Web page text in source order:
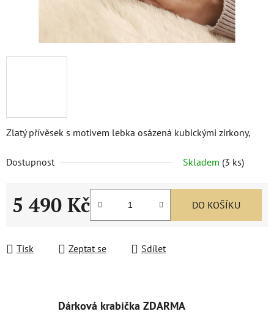
Zlatý přívěsek s motivem lebka osázená kubickými zirkony,
Dostupnost Skladem (3 ks)
5 490 Kč DO KOŠÍKU
Tisk Zeptat se Sdílet
Dárková krabička ZDARMA